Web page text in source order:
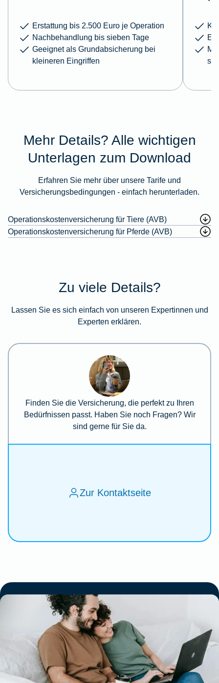
Erstattung bis 2.500 Euro je Operation
Nachbehandlung bis sieben Tage
Geeignet als Grundabsicherung bei
kleineren Eingriffen
Mehr Details? Alle wichtigen
Unterlagen zum Download
Erfahren Sie mehr über unsere Tarife und
Versicherungsbedingungen - einfach herunterladen.
Operationskostenversicherung für Tiere (AVB)
Operationskostenversicherung für Pferde (AVB)
Zu viele Details?
Lassen Sie es sich einfach von unseren Expertinnen und
Experten erklären.
Finden Sie die Versicherung, die perfekt zu Ihren
Bedürfnissen passt. Haben Sie noch Fragen? Wir
sind gerne für Sie da.
Zur Kontaktseite